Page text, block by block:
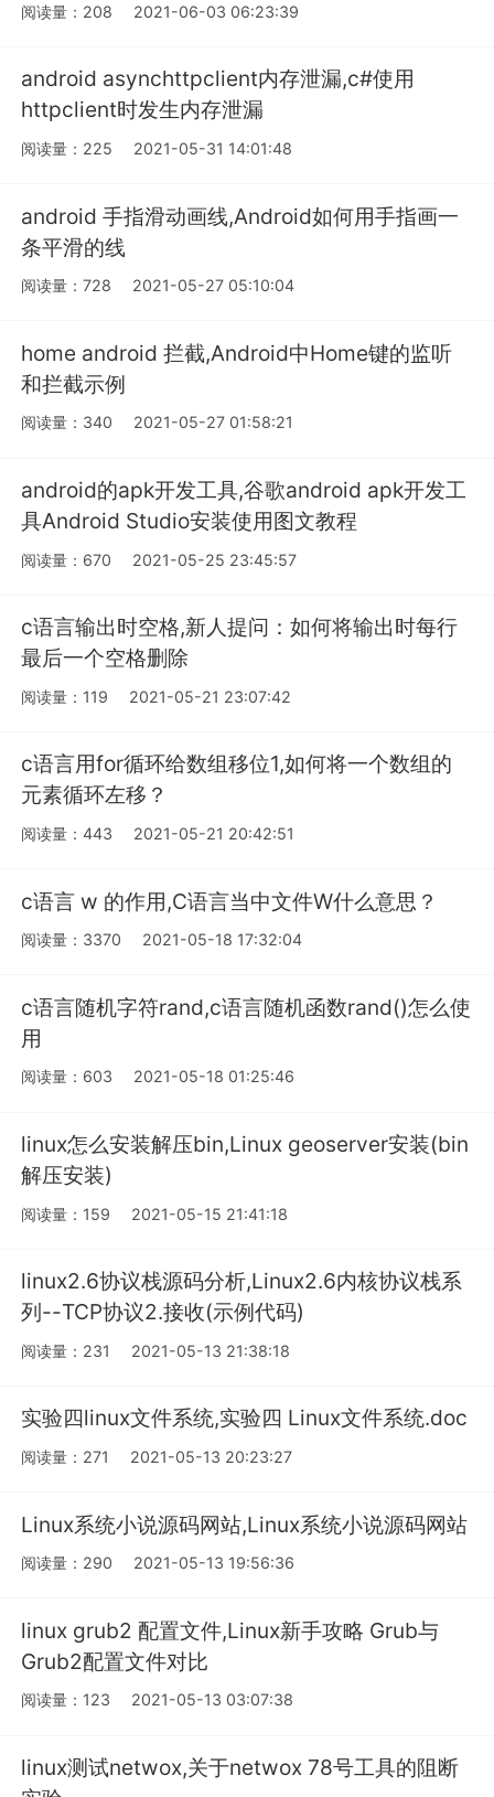
阅读量：208 2021-06-03 06:23:39
android asynchttpclient内存泄漏,c#使用
httpclient时发生内存泄漏
阅读量：225 2021-05-31 14:01:48
android 手指滑动画线,Android如何用手指画一
条平滑的线
阅读量：728 2021-05-27 05:10:04
home android 拦截,Android中Home键的监听
和拦截示例
阅读量：340 2021-05-27 01:58:21
android的apk开发工具,谷歌android apk开发工
具Android Studio安装使用图文教程
阅读量：670 2021-05-25 23:45:57
c语言输出时空格,新人提问：如何将输出时每行
最后一个空格删除
阅读量：119 2021-05-21 23:07:42
c语言用for循环给数组移位1,如何将一个数组的
元素循环左移？
阅读量：443 2021-05-21 20:42:51
c语言 w 的作用,C语言当中文件W什么意思？
阅读量：3370 2021-05-18 17:32:04
c语言随机字符rand,c语言随机函数rand()怎么使
用
阅读量：603 2021-05-18 01:25:46
linux怎么安装解压bin,Linux geoserver安装(bin
解压安装)
阅读量：159 2021-05-15 21:41:18
linux2.6协议栈源码分析,Linux2.6内核协议栈系
列--TCP协议2.接收(示例代码)
阅读量：231 2021-05-13 21:38:18
实验四linux文件系统,实验四 Linux文件系统.doc
阅读量：271 2021-05-13 20:23:27
Linux系统小说源码网站,Linux系统小说源码网站
阅读量：290 2021-05-13 19:56:36
linux grub2 配置文件,Linux新手攻略 Grub与
Grub2配置文件对比
阅读量：123 2021-05-13 03:07:38
linux测试netwox,关于netwox 78号工具的阻断